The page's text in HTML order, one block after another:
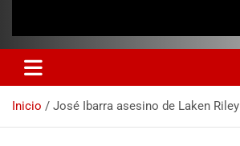
Inicio José Ibarra asesino de Laken Riley